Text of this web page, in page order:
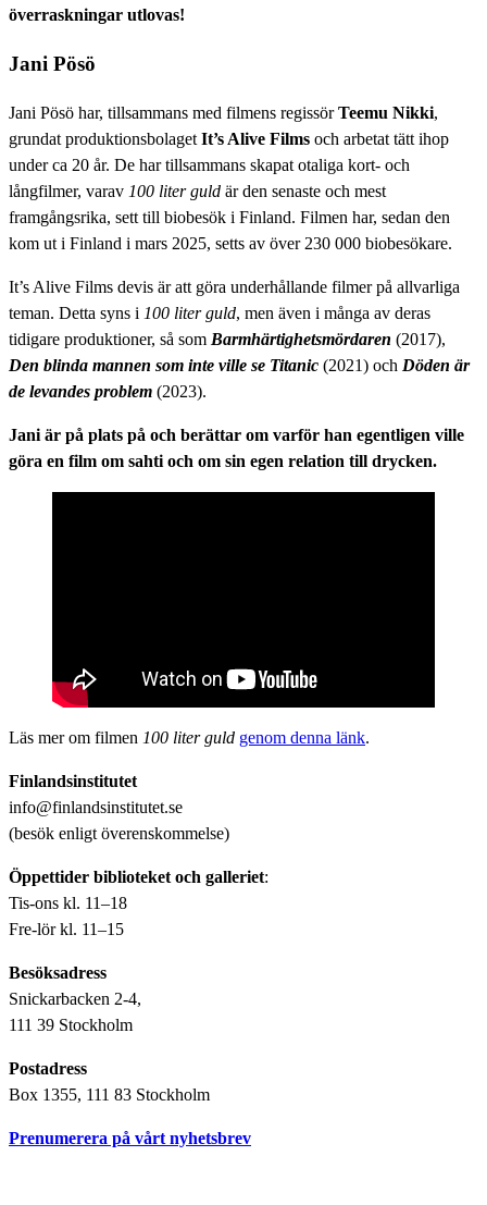
överraskningar utlovas!
Jani Pösö
Jani Pösö har, tillsammans med filmens regissörTeemu Nikki,
grundat produktionsbolaget It’s Alive Films och arbetat tätt ihop
under ca 20 år. De har tillsammans skapat otaliga kort- och
långfilmer, varav 100 liter guld är den senaste och mest
framgångsrika, sett till biobesök i Finland. Filmen har, sedan den
kom ut i Finland i mars 2025, setts av över 230 000 biobesökare.
It’s Alive Films devis är att göra underhållande filmer på allvarliga
teman. Detta syns i 100 liter guld, men även i många av deras
tidigare produktioner, så som Barmhärtighetsmördaren (2017),
Den blinda mannen som inte ville se Titanic (2021) och Döden är
de levandes problem (2023).
Jani är på plats på och berättar om varför han egentligen ville
göra en film om sahti och om sin egen relation till drycken.
Läs mer om filmen 100 liter guld genom denna länk.
Finlandsinstitutet
info@finlandsinstitutet.se
(besök enligt överenskommelse)
Öppettider biblioteket och galleriet:
Tis-ons kl. 11–18
Fre-lör kl. 11–15
Besöksadress
Snickarbacken 2-4,
111 39 Stockholm
Postadress
Box 1355, 111 83 Stockholm
Prenumerera på vårt nyhetsbrev